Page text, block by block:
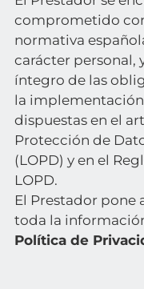
comprometido
normativa
carácter personal,
íntegro de las
la
dispuestas en el
Protección de
(LOPD) y en el
LOPD.
El Prestador pone
toda la
Política de